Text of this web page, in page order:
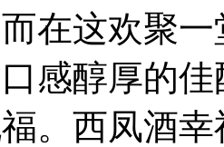
在这欢聚
感醇厚的
。西凤酒